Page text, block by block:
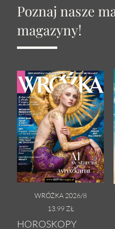
Poznaj nasze
magazyny!
WRÓŻKA 2026/8
13.99 ZŁ
HOROSKOPY